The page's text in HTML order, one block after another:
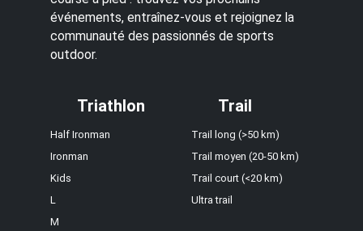
événements, entraînez-vous et rejoignez la
communauté des passionnés de sports
outdoor.
Triathlon
Half Ironman
Ironman
Kids
L
M
Trail
Trail long (>50 km)
Trail moyen (20-50 km)
Trail court (<20 km)
Ultra trail